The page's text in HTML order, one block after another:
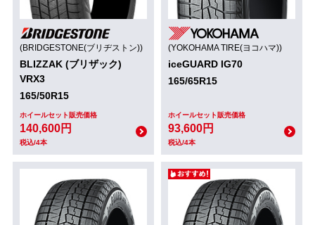
(BRIDGESTONE(ブリヂストン))
BLIZZAK (ブリザック)
VRX3
165/50R15
ホイールセット販売価格
140,600円
税込/4本
(YOKOHAMA TIRE(ヨコハマ))
iceGUARD IG70
165/65R15
ホイールセット販売価格
93,600円
税込/4本